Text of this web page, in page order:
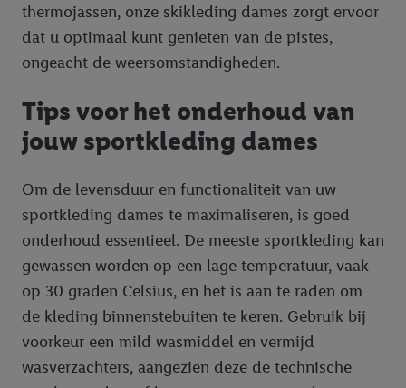
thermojassen, onze skikleding dames zorgt ervoor
dat u optimaal kunt genieten van de pistes,
ongeacht de weersomstandigheden.
Tips voor het onderhoud van
jouw sportkleding dames
Om de levensduur en functionaliteit van uw
sportkleding dames te maximaliseren, is goed
onderhoud essentieel. De meeste sportkleding kan
gewassen worden op een lage temperatuur, vaak
op 30 graden Celsius, en het is aan te raden om
de kleding binnenstebuiten te keren. Gebruik bij
voorkeur een mild wasmiddel en vermijd
wasverzachters, aangezien deze de technische